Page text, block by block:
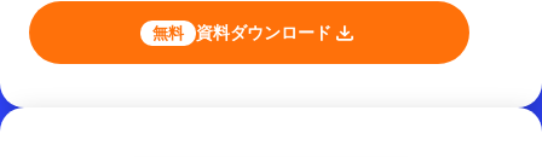
無料 資料ダウンロード